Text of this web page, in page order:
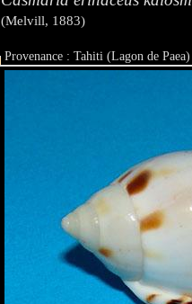
(Melvill, 1883)
Provenance : Tahiti (Lagon de Paea)
Taille : 31 mm